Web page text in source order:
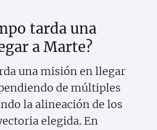
tarda una
a Marte?
una misión en llegar
de múltiples
la alineación de los
elegida. En